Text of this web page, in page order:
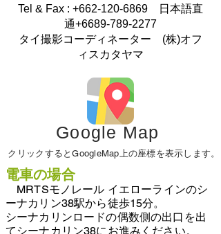
Tel & Fax : +662-120-6869 日本語直
通+6689-789-2277
タイ撮影コーディネーター (株)オフ
ィスカタヤマ
Google Map
クリックするとGoogleMap上の座標を表示します。
電車の場合
MRTSモノレール イエローラインのシ
ーナカリン38駅から徒歩15分。
シーナカリンロードの偶数側の出口を出
てシーナカリン38にお進みください。